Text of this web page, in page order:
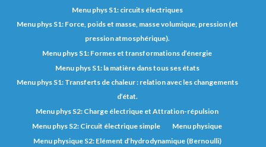
Menu phys S1: circuits électriques
Menu phys S1: Force, poids et masse, masse volumique, pression (et
pression atmosphérique).
Menu phys S1: Formes et transformations d’énergie
Menu phys S1: la matière dans tous ses états
Menu phys S1: Transferts de chaleur : relation avec les changements
d’état.
Menu phys S2: Charge électrique et Attration-répulsion
Menu phys S2: Circuit électrique simple
Menu physique
Menu physique S2: Elément d’hydrodynamique (Bernoulli)